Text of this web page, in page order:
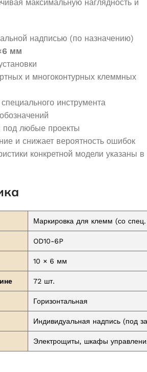
максимальную наглядность и
надписью (по назначению)
мм
и многоконтурных клеммных
инструмента
под любые проекты
и снижает вероятность ошибок
конкретной модели указаны в
Маркировка для клемм (со
OD10-6P
10 × 6 мм
72 шт.
Горизонтальная
Индивидуальная надпись (под
Электрощиты, шкафы